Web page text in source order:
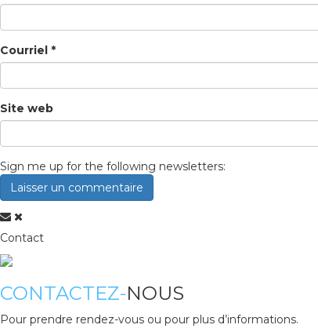
Courriel *
Site web
Sign me up for the following newsletters:
Contact
CONTACTEZ-NOUS
Pour prendre rendez-vous ou pour plus d’informations.